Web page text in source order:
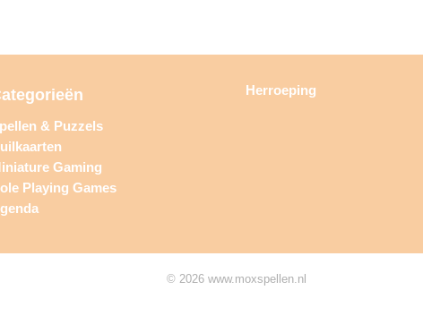
& Puzzels
Gaming
Playing Games
Herroeping
© 2026 www.moxspellen.nl